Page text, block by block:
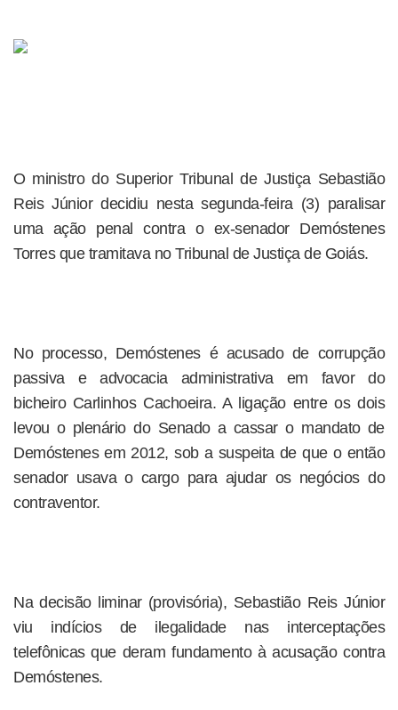
O ministro do Superior Tribunal de Justiça Sebastião
Reis Júnior decidiu nesta segunda-feira (3) paralisar
uma ação penal contra o ex-senador Demóstenes
Torres que tramitava no Tribunal de Justiça de Goiás.
No processo, Demóstenes é acusado de corrupção
passiva e advocacia administrativa em favor do
bicheiro Carlinhos Cachoeira. A ligação entre os dois
levou o plenário do Senado a cassar o mandato de
Demóstenes em 2012, sob a suspeita de que o então
senador usava o cargo para ajudar os negócios do
contraventor.
Na decisão liminar (provisória), Sebastião Reis Júnior
viu indícios de ilegalidade nas interceptações
telefônicas que deram fundamento à acusação contra
Demóstenes.